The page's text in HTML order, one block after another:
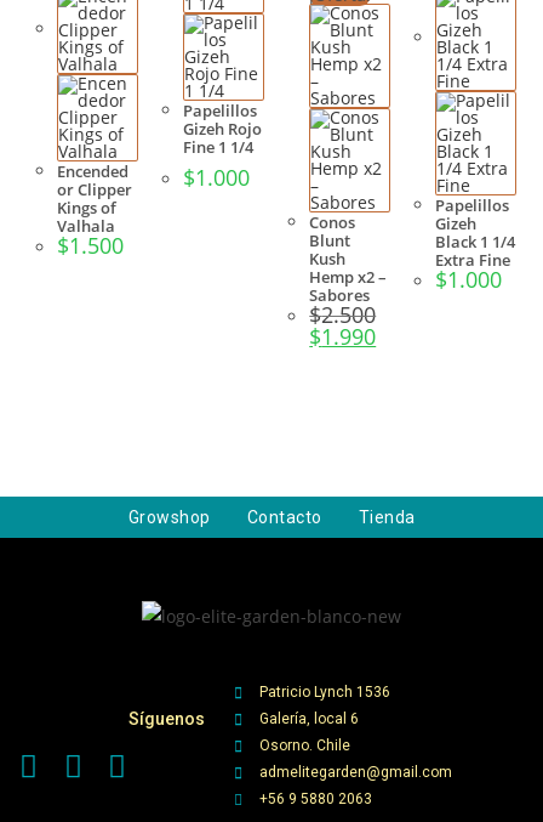
Encended
or Clipper
Kings of
Valhala
$1.500
Papelillos
Gizeh Rojo
Fine 1 1/4
$1.000
Conos
Blunt
Kush
Hemp x2 –
Sabores
$2.500
$1.990
Papelillos
Gizeh
Black 1 1/4
Extra Fine
$1.000
Growshop Contacto Tienda
Síguenos
Patricio Lynch 1536
Galería, local 6
Osorno. Chile
admelitegarden@gmail.com
+56 9 5880 2063